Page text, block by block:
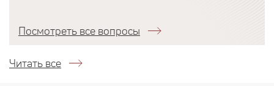
Посмотреть все вопросы
Читать все